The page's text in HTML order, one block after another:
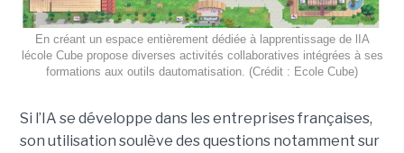
En créant un espace entièrement dédiée à lapprentissage de lIA
lécole Cube propose diverses activités collaboratives intégrées à ses
formations aux outils dautomatisation. (Crédit : Ecole Cube)
Si l’IA se développe dans les entreprises françaises,
son utilisation soulève des questions notamment sur